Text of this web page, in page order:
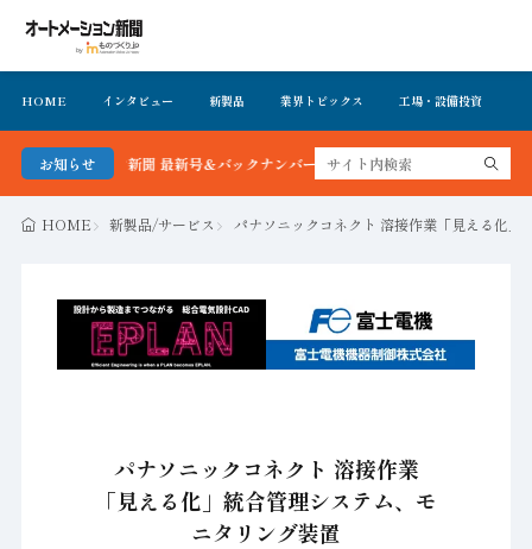
HOME インタビュー 新製品 業界トピックス 工場・設備投資
お知らせ
ション新聞 最新号＆バックナンバーを無料で公開中 詳細はこちら
HOME 新製品/サービス パナソニックコネクト 溶接作業「見える化」
パナソニックコネクト 溶接作業
「見える化」統合管理システム、モ
ニタリング装置